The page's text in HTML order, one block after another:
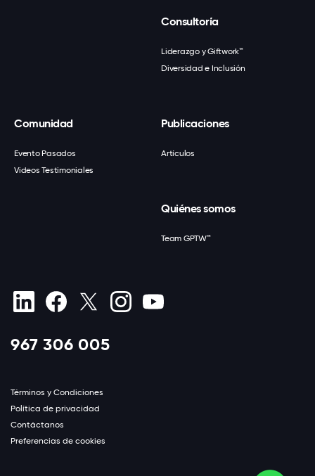
Consultoría
Liderazgo y Giftwork™
Diversidad e Inclusión
Comunidad
Evento Pasados
Videos Testimoniales
Publicaciones
Artículos
Quiénes somos
Team GPTW™
967 306 005
Términos y Condiciones
Política de privacidad
Contáctanos
Preferencias de cookies